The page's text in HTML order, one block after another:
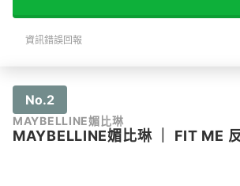
資訊錯誤回報
No.2
MAYBELLINE媚比琳
MAYBELLINE媚比琳｜ FIT ME